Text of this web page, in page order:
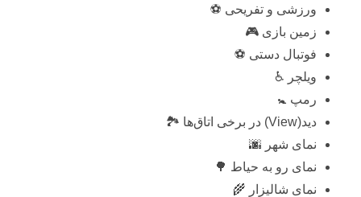
ورزشی و تفریحی ⚽
زمین بازی 🎮
فوتبال دستی ⚽
ویلچر ♿
رمپ 🚼
دید(View) در برخی اتاق‌ها 🏞️
نمای شهر 🌆
نمای رو به حیاط 🌳
نمای شالیزار 🌾